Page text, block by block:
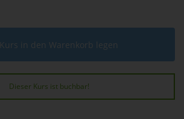
Kurs in den Warenkorb legen
Dieser Kurs ist buchbar!